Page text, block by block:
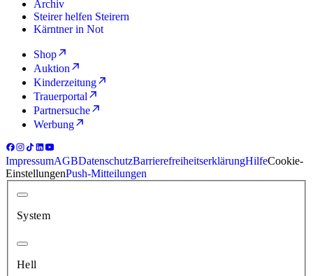
Archiv
Steirer helfen Steirern
Kärntner in Not
Shop
Auktion
Kinderzeitung
Trauerportal
Partnersuche
Werbung
ImpressumAGBDatenschutzBarrierefreiheitserklärungHilfeCookie-
EinstellungenPush-Mitteilungen
System
Hell